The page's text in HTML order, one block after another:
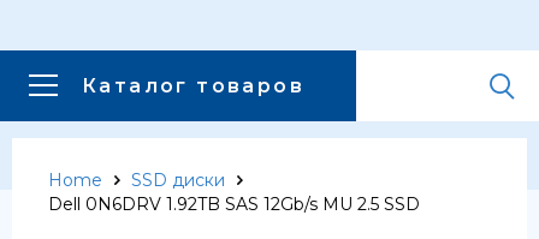
Каталог товаров
Главная Каталог товаров
Home
SSD диски
Dell 0N6DRV 1.92TB SAS 12Gb/s MU 2.5 SSD